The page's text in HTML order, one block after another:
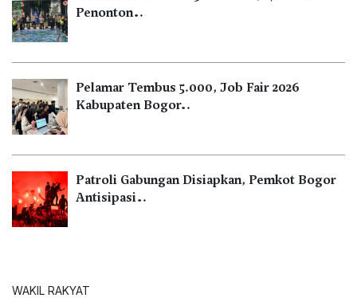
Penonton…
Pelamar Tembus 5.000, Job Fair 2026
Kabupaten Bogor…
Patroli Gabungan Disiapkan, Pemkot Bogor
Antisipasi…
WAKIL RAKYAT